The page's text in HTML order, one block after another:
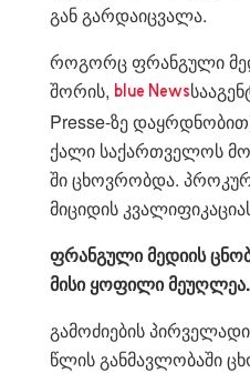
გან გარ­და­იც­ვა­ლა.
რო­გორც ფრან­გუ­ლი
შო­რის, blue News
Presse-ზე
ქალი სა­ქარ­თვე­ლოს
ში ცხოვ­რობ­და.
მი­ცი­დის
ფრან­გუ­ლი მე­დი­ის
მისი ყო­ფი­ლი მე­უღ­ლეა.
გა­მო­ძი­ე­ბის
წლის გან­მავ­ლო­ბა­ში